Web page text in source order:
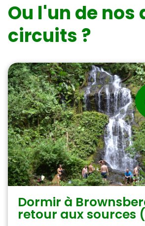
Ou l'un de nos
circuits ?
Dormir à
retour aux sources